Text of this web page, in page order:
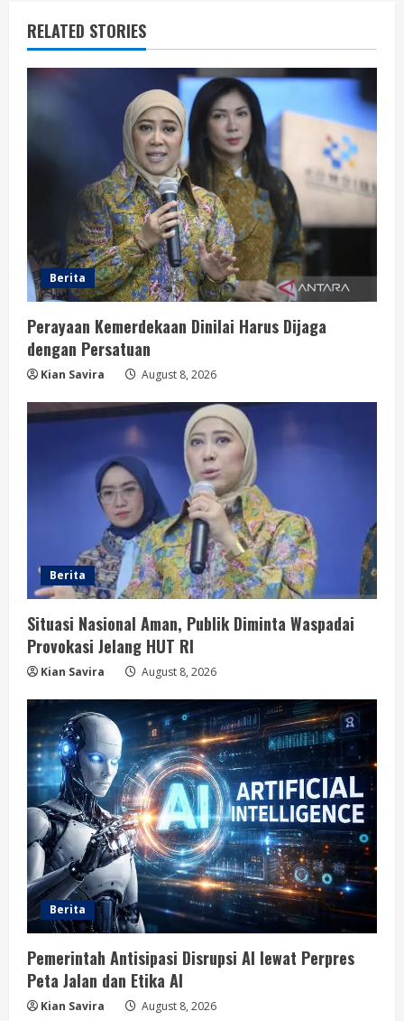
RELATED STORIES
Berita
Perayaan Kemerdekaan Dinilai Harus Dijaga
dengan Persatuan
Kian Savira August 8, 2026
Berita
Situasi Nasional Aman, Publik Diminta Waspadai
Provokasi Jelang HUT RI
Kian Savira August 8, 2026
Berita
Pemerintah Antisipasi Disrupsi AI lewat Perpres
Peta Jalan dan Etika AI
Kian Savira August 8, 2026